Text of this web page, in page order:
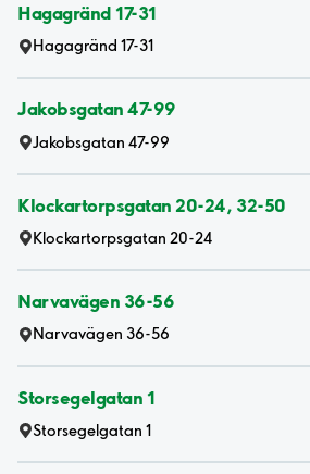
Hagagränd 17-31
Hagagränd 17-31
Jakobsgatan 47-99
Jakobsgatan 47-99
Klockartorpsgatan 20-24, 32-50
Klockartorpsgatan 20-24
Narvavägen 36-56
Narvavägen 36-56
Storsegelgatan 1
Storsegelgatan 1